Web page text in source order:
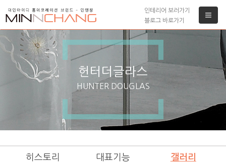
인테리어 보러가기
블로그 바로가기
헌터더글라스
HUNTER DOUGLAS
히스토리 대표기능
갤러리